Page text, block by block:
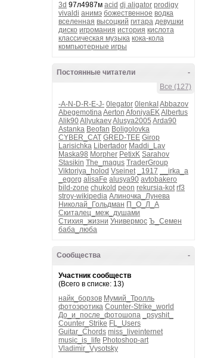
3d 97л4987м acid dj aligator prodigy
vivaldi анимэ божественное водка
вселенная высоцкий гитара девушки
диско игромания история кислота
классическая музыка кока-кола
компьютерные игры
-
Постоянные читатели
Все (127)
-A-N-D-R-E-J- 0legator 0lenkaI Abbazov
AbegemotinaAerton AfoniyaEKAlbertus
Alik90AllyukaevAlusya2005 Arda90
Astanka Beofan Boligolovka
CYBER_CAT GRED-TEE Girop
Larisichka Libertador Maddi_Lav
Maska98 Morpher PetixK Sarahov
Stasikin The_magus TraderGroup
Viktoriya_holod Vseinet _1917
__irka_a
_egorg alisaFe alusya90 avtobakero
bild-zone chukold peon rekursia-kot rf3
stroy-wikipedia Алиночка_Лунева
Николай_Гольдман П_О_Л_А
Скиталец_меж_душами
Стихия_жизни Универмос Ъ_Семен
баба_люба
-
Сообщества
Участник сообществ
(Всего в списке: 13)
найк_борзов Мумий_Тролль
фотоэротика Counter-Strike_world
До_и_после_фотошопа
_psyshit_
Counter_Strike FL_Users
Guitar_Chords miss_liveinternet
music_is_life Photoshop-art
Vladimir_Vysotsky